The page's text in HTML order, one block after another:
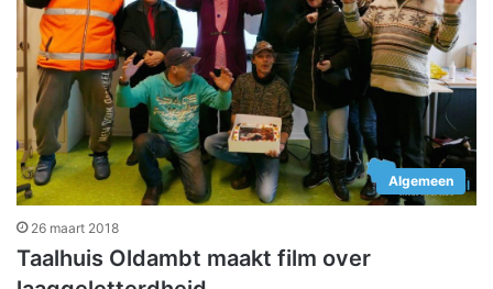
Algemeen
26 maart 2018
Taalhuis Oldambt maakt film over